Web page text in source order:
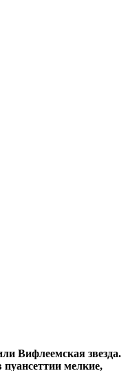
Вифлеемская звезда.
мелкие,